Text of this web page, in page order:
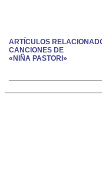
ARTÍCULOS
CANCIONES DE
«NIÑA PASTORI»